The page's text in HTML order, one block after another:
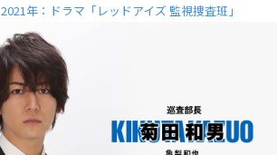
2021年：ドラマ「レッドアイズ 監視捜査班」